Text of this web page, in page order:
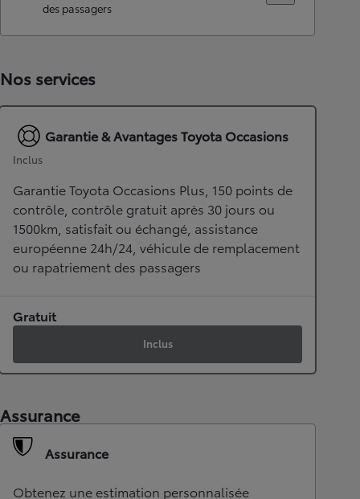
des passagers
Nos services
Garantie & Avantages Toyota Occasions
Inclus
Garantie Toyota Occasions Plus, 150 points de
contrôle, contrôle gratuit après 30 jours ou
1500km, satisfait ou échangé, assistance
européenne 24h/24, véhicule de remplacement
ou rapatriement des passagers
Gratuit
Inclus
Assurance
Assurance
Obtenez une estimation personnalisée